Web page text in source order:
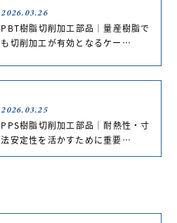
2026.03.26
PBT樹脂切削加工部品｜量産樹脂で
も切削加工が有効となるケー…
2026.03.25
PPS樹脂切削加工部品｜耐熱性・寸
法安定性を活かすために重要…